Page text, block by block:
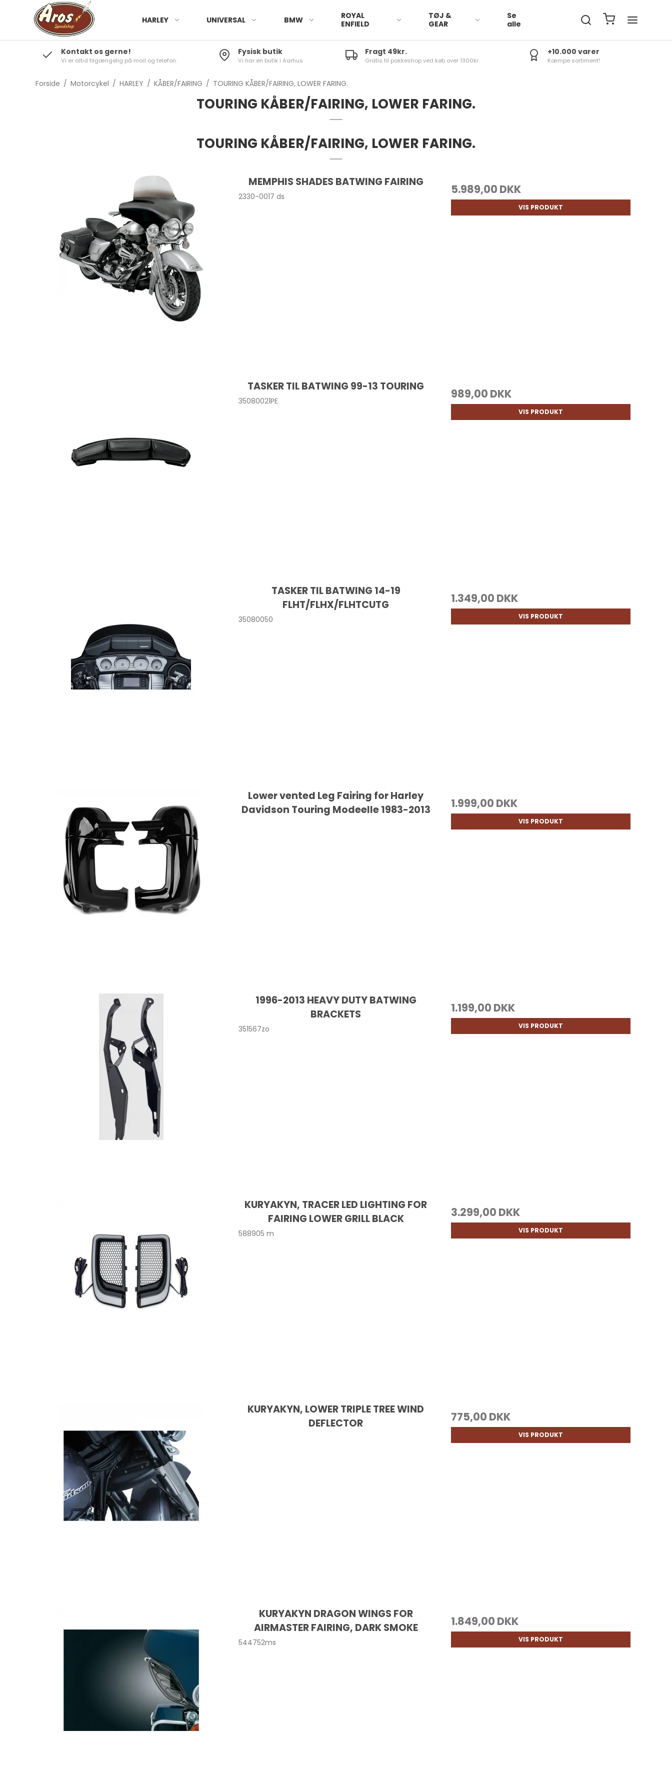
HARLEY UNIVERSAL BMW
ROYAL
ENFIELD
TØJ &
GEAR
Se
alle
Kontakt os gerne!
Vi er altid tilgængelig på mail og telefon.
Fysisk butik
Vi har en butik i Aarhus
Fragt 49kr.
Gratis til pakkeshop ved køb over 1300kr.
+10.000 varer
Kæmpe sortiment!
Forside / Motorcykel / HARLEY / KÅBER/FAIRING / TOURING KÅBER/FAIRING, LOWER FARING.
TOURING KÅBER/FAIRING, LOWER FARING.
TOURING KÅBER/FAIRING, LOWER FARING.
MEMPHIS SHADES BATWING FAIRING
2330-0017 ds 5.989,00 DKK
VIS PRODUKT
TASKER TIL BATWING 99-13 TOURING
35080021PE 989,00 DKK
VIS PRODUKT
TASKER TIL BATWING 14-19
FLHT/FLHX/FLHTCUTG
35080050
1.349,00 DKK
VIS PRODUKT
Lower vented Leg Fairing for Harley
Davidson Touring Modeelle 1983-2013
1.999,00 DKK
VIS PRODUKT
1996-2013 HEAVY DUTY BATWING
BRACKETS
351567zo
1.199,00 DKK
VIS PRODUKT
KURYAKYN, TRACER LED LIGHTING FOR
FAIRING LOWER GRILL BLACK
588905 m
3.299,00 DKK
VIS PRODUKT
KURYAKYN, LOWER TRIPLE TREE WIND
DEFLECTOR
775,00 DKK
VIS PRODUKT
KURYAKYN DRAGON WINGS FOR
AIRMASTER FAIRING, DARK SMOKE
544752ms
1.849,00 DKK
VIS PRODUKT